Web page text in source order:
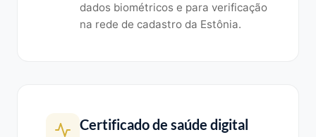
dados biométricos e para verificação
na rede de cadastro da Estônia.
Certificado de saúde digital